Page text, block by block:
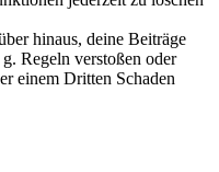
hinaus, deine Beiträge
Regeln verstoßen oder
einem Dritten Schaden